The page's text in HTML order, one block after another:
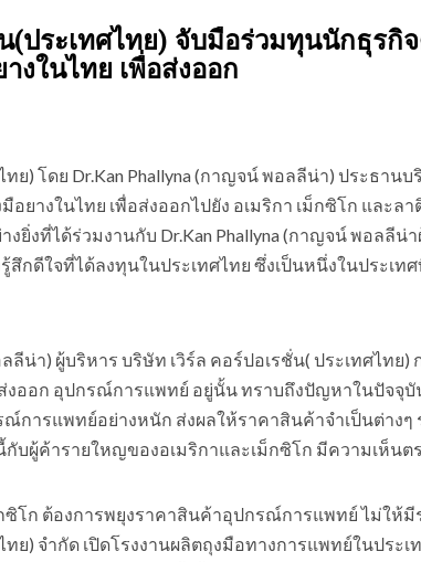
(ประเทศไทย) จับมือร่วมทุนนักธุรกิ
งในไทย เพื่อส่งออก
ทย) โดย Dr.Kan Phallyna (กาญจน์ พอลลีน่า) ประธา
อยางในไทย เพื่อส่งออกไปยัง อเมริกา เม็กซิโก และลา
ยิ่งที่ได้ร่วมงานกับ Dr.Kan Phallyna (กาญจน์ พอลลีน่
สึกดีใจที่ได้ลงทุนในประเทศไทย ซึ่งเป็นหนึ่งในประเ
ลีน่า) ผู้บริหาร บริษัท เวิร์ล คอร์ปอเรชั่น( ประเทศไทย
งออก อุปกรณ์การแพทย์ อยู่นั้น ทราบถึงปัญหาในปัจจุ
การแพทย์อย่างหนัก ส่งผลให้ราคาสินค้าจำเป็นต่างๆ
บผู้ค้ารายใหญของอเมริกาและเม็กซิโก มีความเห็นต
ซิโก ต้องการพยุงราคาสินค้าอุปกรณ์การแพทย์ ไม่ให้
ย) จำกัด เปิดโรงงานผลิตถุงมือทางการแพทย์ในประเ